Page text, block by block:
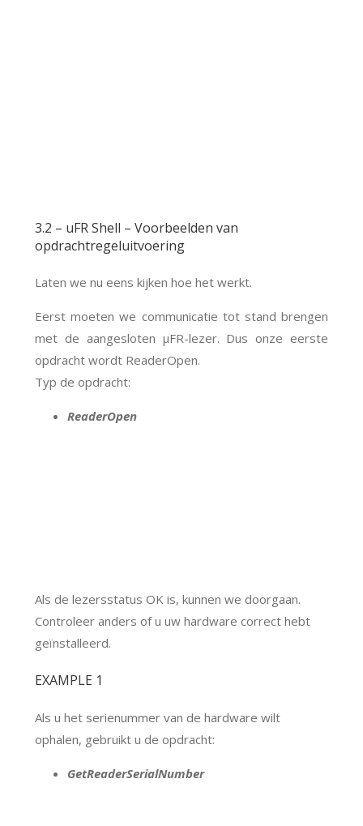
3.2 – uFR Shell – Voorbeelden van
opdrachtregeluitvoering
Laten we nu eens kijken hoe het werkt.
Eerst moeten we communicatie tot stand brengen
met de aangesloten μFR-lezer. Dus onze eerste
opdracht wordt ReaderOpen.
Typ de opdracht:
ReaderOpen
Als de lezersstatus OK is, kunnen we doorgaan.
Controleer anders of u uw hardware correct hebt
geïnstalleerd.
EXAMPLE 1
Als u het serienummer van de hardware wilt
ophalen, gebruikt u de opdracht:
GetReaderSerialNumber